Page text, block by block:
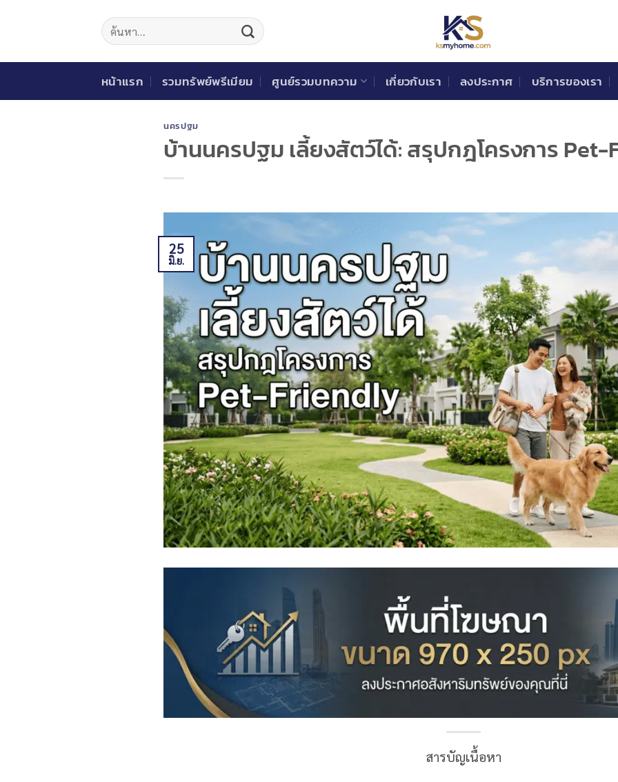
หน้าแรก รวมทรัพย์พรีเมียม ศูนย์รวมบทความ เกี่ยวกับเรา ลงประกาศ บริการของเรา
นครปฐม
บ้านนครปฐม เลี้ยงสัตว์ได้: สรุปกฎโครงการ
25
มิ.ย.
สารบัญเนื้อหา